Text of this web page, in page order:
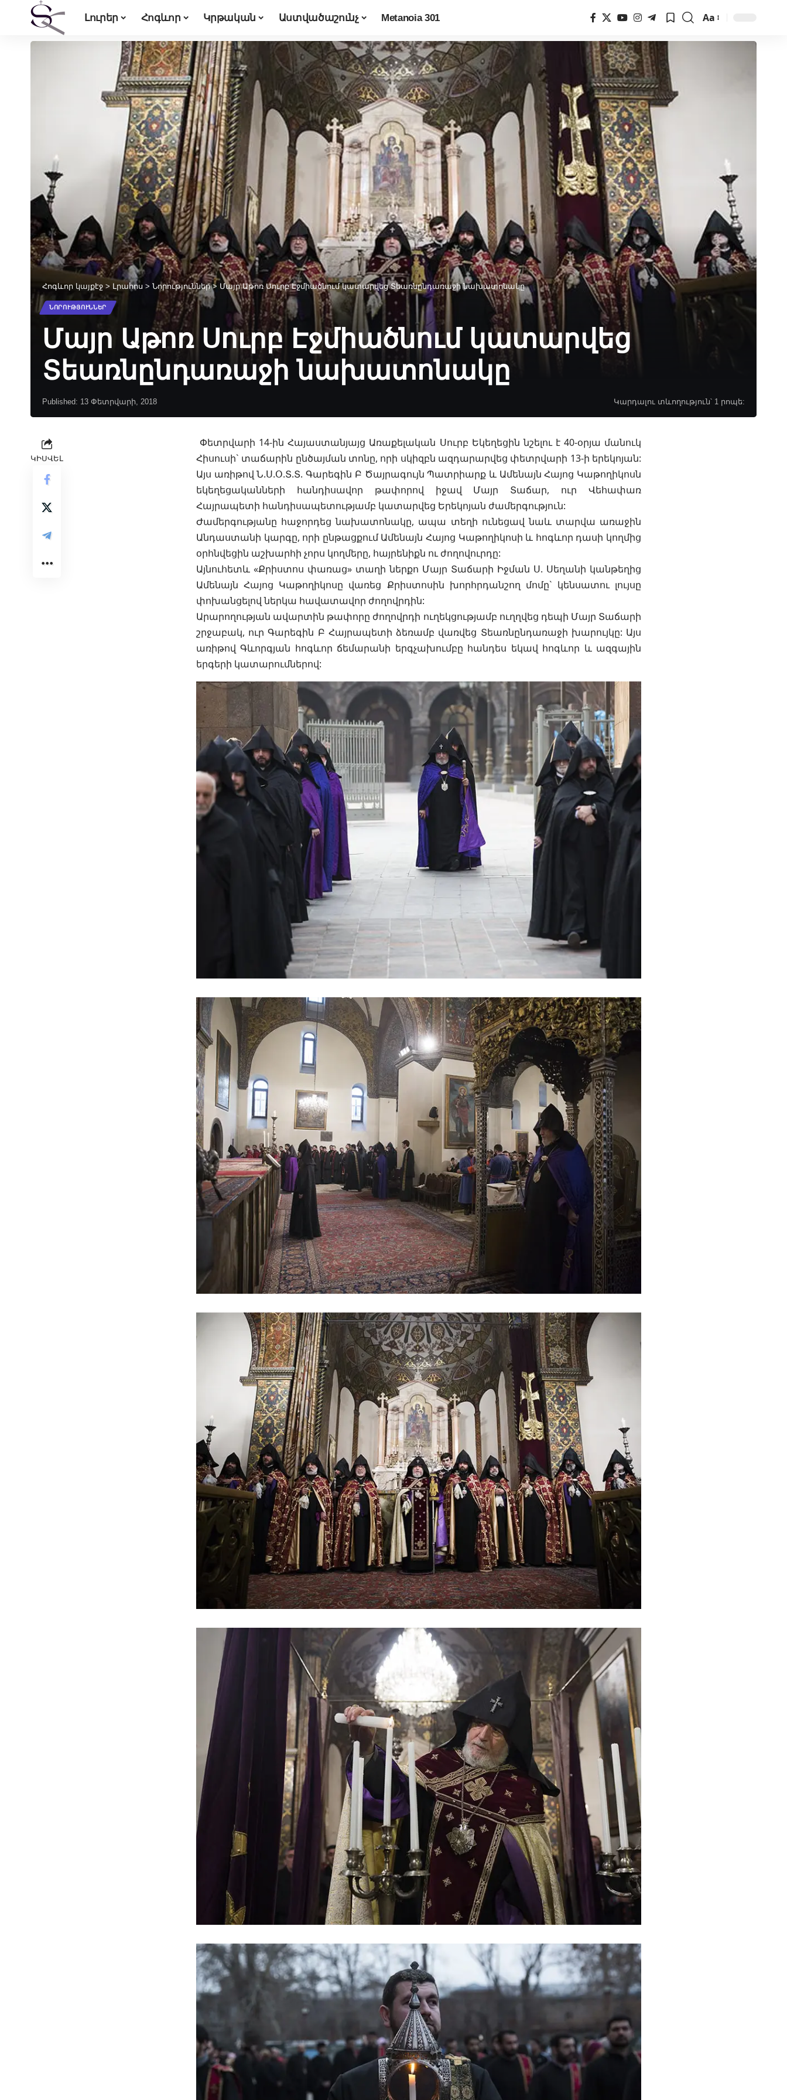
Լուրեր Հոգևոր Կրթական Աստվածաշունչ Metanoia 301
Font
Resizer
Aa
Հոգևոր կայքէջ > Լրահոս > Նորություններ> Մայր Աթոռ Սուրբ Էջմիածնում կատարվեց Տեառնընդառաջի նախատոնակը
ՆՈՐՈՒԹՅՈՒՆՆԵՐ
Մայր Աթոռ Սուրբ Էջմիածնում կատարվեց
Տեառնընդառաջի նախատոնակը
Published: 13 Փետրվարի, 2018 Կարդալու տևողություն՝ 1 րոպե:
ԿԻՍՎԵԼ
Փետրվարի 14-ին Հայաստանյայց Առաքելական Սուրբ Եկեղեցին նշելու է 40-օրյա մանուկ
Հիսուսի` տաճարին ընծայման տոնը, որի սկիզբն ազդարարվեց փետրվարի 13-ի երեկոյան:
Այս առիթով Ն.Ս.Օ.Տ.Տ. Գարեգին Բ Ծայրագույն Պատրիարք և Ամենայն Հայոց Կաթողիկոսն
եկեղեցականների հանդիսավոր թափորով իջավ Մայր Տաճար, ուր Վեհափառ
Հայրապետի հանդիսապետությամբ կատարվեց Երեկոյան ժամերգություն:
Ժամերգությանը հաջորդեց նախատոնակը, ապա տեղի ունեցավ նաև տարվա առաջին
Անդաստանի կարգը, որի ընթացքում Ամենայն Հայոց Կաթողիկոսի և հոգևոր դասի կողմից
օրհնվեցին աշխարհի չորս կողմերը, հայրենիքն ու ժողովուրդը:
Այնուհետև «Քրիստոս փառաց» տաղի ներքո Մայր Տաճարի Իջման Ս. Սեղանի կանթեղից
Ամենայն Հայոց Կաթողիկոսը վառեց Քրիստոսին խորհրդանշող մոմը` կենսատու լույսը
փոխանցելով ներկա հավատավոր ժողովրդին:
Արարողության ավարտին թափորը ժողովրդի ուղեկցությամբ ուղղվեց դեպի Մայր Տաճարի
շրջաբակ, ուր Գարեգին Բ Հայրապետի ձեռամբ վառվեց Տեառնընդառաջի խարույկը: Այս
առիթով Գևորգյան հոգևոր ճեմարանի երգչախումբը հանդես եկավ հոգևոր և ազգային
երգերի կատարումներով: